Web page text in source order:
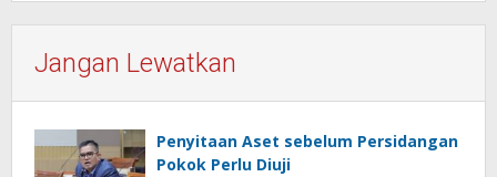
Jangan Lewatkan
Penyitaan Aset sebelum Persidangan
Pokok Perlu Diuji